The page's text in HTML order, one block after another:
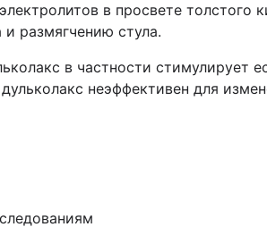
в просвете толстого
размягчению стула.
в частности стимулирует
неэффективен для